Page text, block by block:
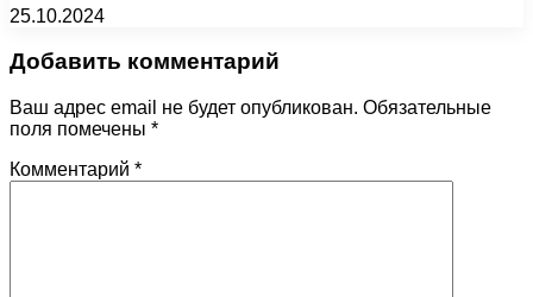
25.10.2024
Добавить комментарий
Ваш адрес email не будет опубликован. Обязательные
поля помечены *
Комментарий *